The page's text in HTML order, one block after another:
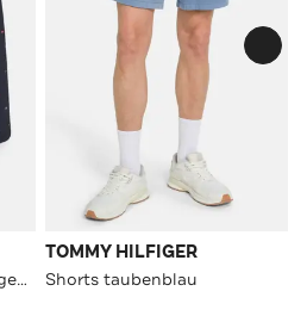
Badeshorts schwarzblau gemustert
TOMMY HILFIGER
Shorts taubenblau